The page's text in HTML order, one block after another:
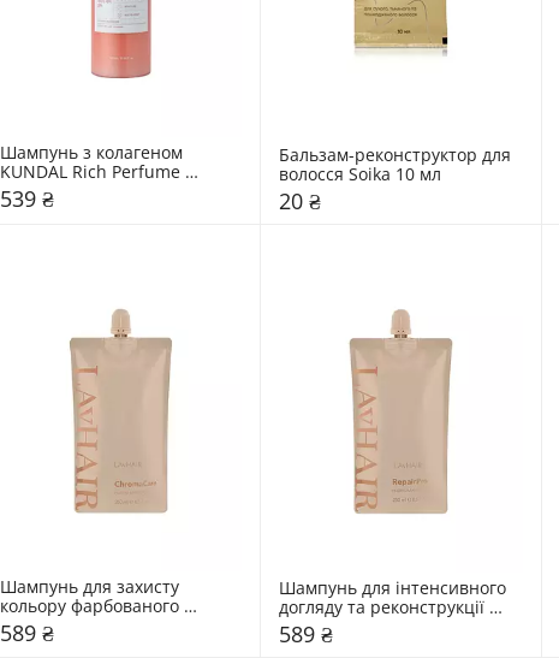
Шампунь з колагеном
KUNDAL Rich Perfume
Collagen Shampoo "Cherry
Blossom"
539 ₴
Бальзам-реконструктор для
волосся Soika 10 мл
20 ₴
Шампунь для захисту
кольору фарбованого
волосся LAvHAIR ChromaCare
589 ₴
Шампунь для інтенсивного
догляду та реконструкції
пошкодженого волосся
LAvHAIR RepairPro
589 ₴